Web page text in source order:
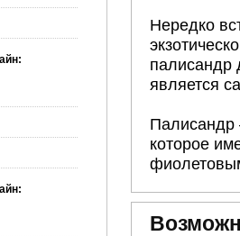
Нередко
палисандр
является
Палисандр
которое